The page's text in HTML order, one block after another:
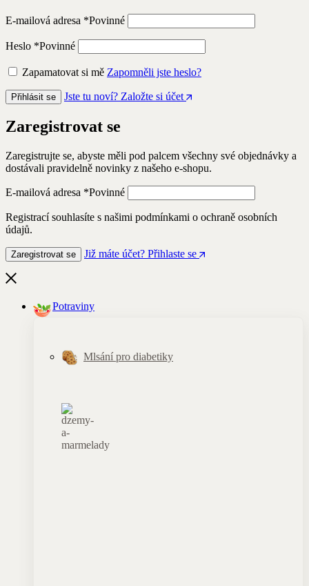
E-mailová adresa *Povinné
Heslo *Povinné
Zapamatovat si mě Zapomněli jste heslo?
Přihlásit se Jste tu noví? Založte si účet
Zaregistrovat se
Zaregistrujte se, abyste měli pod palcem všechny své objednávky a
dostávali pravidelně novinky z našeho e-shopu.
E-mailová adresa *Povinné
Registrací souhlasíte s našimi podmínkami o ochraně osobních
údajů.
Zaregistrovat se Již máte účet? Přihlaste se
Potraviny
Mlsání pro diabetiky